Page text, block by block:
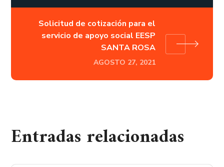
Solicitud de cotización para el
servicio de apoyo social EESP
SANTA ROSA
AGOSTO 27, 2021
Entradas relacionadas